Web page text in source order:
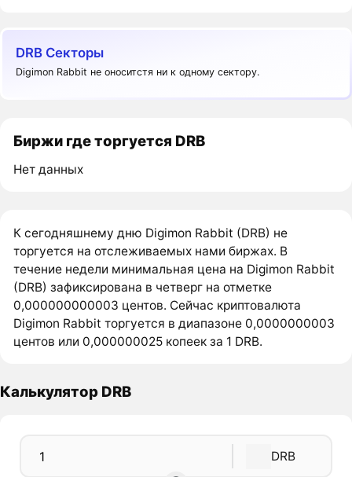
DRB Секторы
Digimon Rabbit не оноситстя ни к одному сектору.
Биржи где торгуется DRB
Нет данных
К сегодняшнему дню Digimon Rabbit (DRB) не
торгуется на отслеживаемых нами биржах. В
течение недели минимальная цена на Digimon Rabbit
(DRB) зафиксирована в четверг на отметке
0,000000000003 центов. Сейчас криптовалюта
Digimon Rabbit торгуется в диапазоне 0,0000000003
центов или 0,000000025 копеек за 1 DRB.
Калькулятор DRB
DRB